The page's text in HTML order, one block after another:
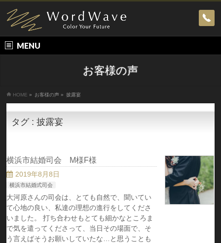
MENU
お客様の声
HOME » お客様の声 » 披露宴
タグ : 披露宴
横浜市結婚司会 M様F様
2019年8月8日
横浜市結婚式司会
大河原さんの司会は、とても自然で、聞いてい
て心地の良い、私達の理想の進行をしてくださ
いました。 打ち合わせもとても細かなところま
で気を遣ってくださって、当日その場面で、そ
う言えばそうお願いしていたな…と思うことも